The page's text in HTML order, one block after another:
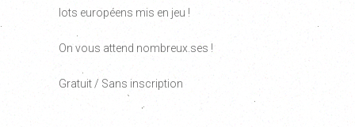
lots européens mis en jeu !
On vous attend nombreux.ses !
Gratuit / Sans inscription